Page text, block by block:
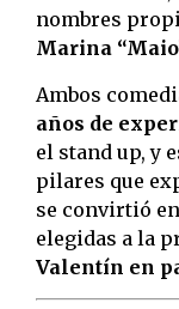
nombres
Marina
Ambos
años de
el stand up, y
pilares que
se convirtió
elegidas a la
Valentín en